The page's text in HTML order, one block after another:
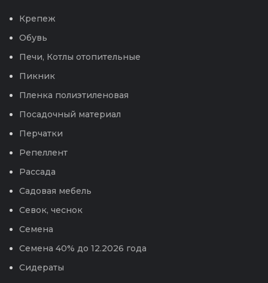
Крепеж
Обувь
Печи, Котлы отопительные
Пикник
Пленка полиэтиленовая
Посадочный материал
Перчатки
Репеллент
Рассада
Садовая мебель
Севок, чеснок
Семена
Семена 40% до 12.2026 года
Сидераты